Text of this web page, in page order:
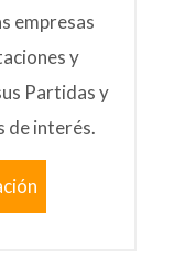
empresas
y
Partidas y
de interés.